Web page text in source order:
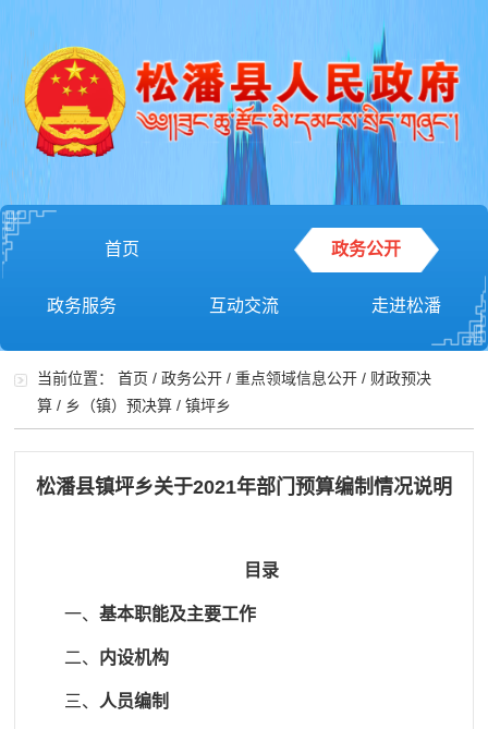
首页 政务公开
政务服务 互动交流 走进松潘
当前位置：首页 /政务公开 /重点领域信息公开 / 财政预决
算 / 乡（镇）预决算 /镇坪乡
松潘县镇坪乡关于2021年部门预算编制情况说明
目录
一、基本职能及主要工作
二、 内设机构
三、 人员编制